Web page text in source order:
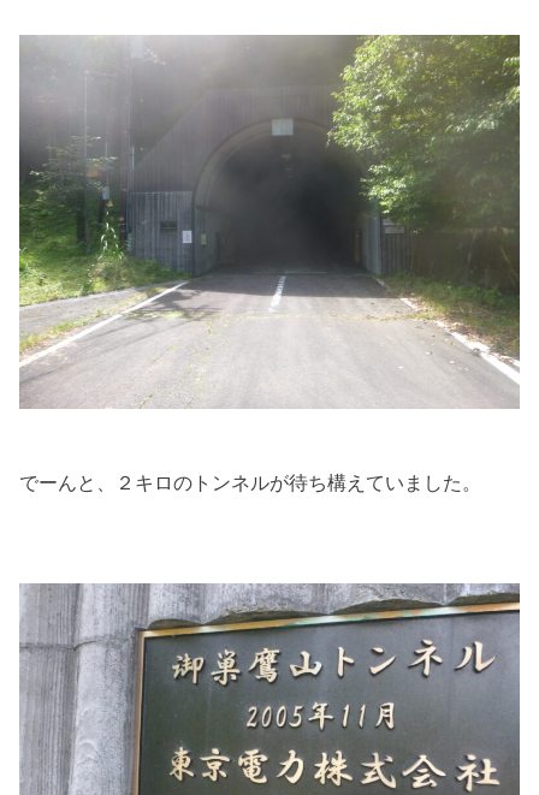
でーんと、２キロのトンネルが待ち構えていました。